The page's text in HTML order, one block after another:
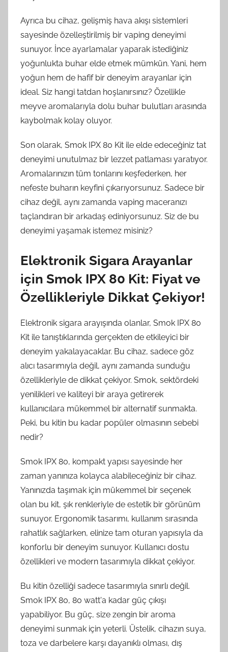
Ayrıca bu cihaz, gelişmiş hava akışı sistemleri
sayesinde özelleştirilmiş bir vaping deneyimi
sunuyor. İnce ayarlamalar yaparak istediğiniz
yoğunlukta buhar elde etmek mümkün. Yani, hem
yoğun hem de hafif bir deneyim arayanlar için
ideal. Siz hangi tatdan hoşlanırsınız? Özellikle
meyve aromalarıyla dolu buhar bulutları arasında
kaybolmak kolay oluyor.
Son olarak, Smok IPX 80 Kit ile elde edeceğiniz tat
deneyimi unutulmaz bir lezzet patlaması yaratıyor.
Aromalarınızın tüm tonlarını keşfederken, her
nefeste buharın keyfini çıkarıyorsunuz. Sadece bir
cihaz değil, aynı zamanda vaping maceranızı
taçlandıran bir arkadaş ediniyorsunuz. Siz de bu
deneyimi yaşamak istemez misiniz?
Elektronik Sigara Arayanlar
için Smok IPX 80 Kit: Fiyat ve
Özellikleriyle Dikkat Çekiyor!
Elektronik sigara arayışında olanlar, Smok IPX 80
Kit ile tanıştıklarında gerçekten de etkileyici bir
deneyim yakalayacaklar. Bu cihaz, sadece göz
alıcı tasarımıyla değil, aynı zamanda sunduğu
özellikleriyle de dikkat çekiyor. Smok, sektördeki
yenilikleri ve kaliteyi bir araya getirerek
kullanıcılara mükemmel bir alternatif sunmakta.
Peki, bu kitin bu kadar popüler olmasının sebebi
nedir?
Smok IPX 80, kompakt yapısı sayesinde her
zaman yanınıza kolayca alabileceğiniz bir cihaz.
Yanınızda taşımak için mükemmel bir seçenek
olan bu kit, şık renkleriyle de estetik bir görünüm
sunuyor. Ergonomik tasarımı, kullanım sırasında
rahatlık sağlarken, elinize tam oturan yapısıyla da
konforlu bir deneyim sunuyor. Kullanıcı dostu
özellikleri ve modern tasarımıyla dikkat çekiyor.
Bu kitin özelliği sadece tasarımıyla sınırlı değil.
Smok IPX 80, 80 watt'a kadar güç çıkışı
yapabiliyor. Bu güç, size zengin bir aroma
deneyimi sunmak için yeterli. Üstelik, cihazın suya,
toza ve darbelere karşı dayanıklı olması, dış